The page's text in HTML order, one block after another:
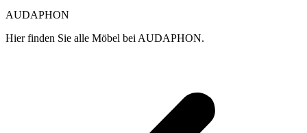
AUDAPHON
Hier finden Sie alle Möbel bei AUDAPHON.